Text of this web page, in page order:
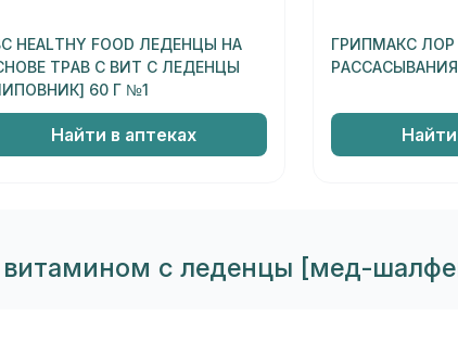
HEALTHY FOOD ЛЕДЕНЦЫ НА
ТРАВ С ВИТ С ЛЕДЕНЦЫ
60 Г №1
Найти в аптеках
ГРИПМАКС
с леденцы [мед-